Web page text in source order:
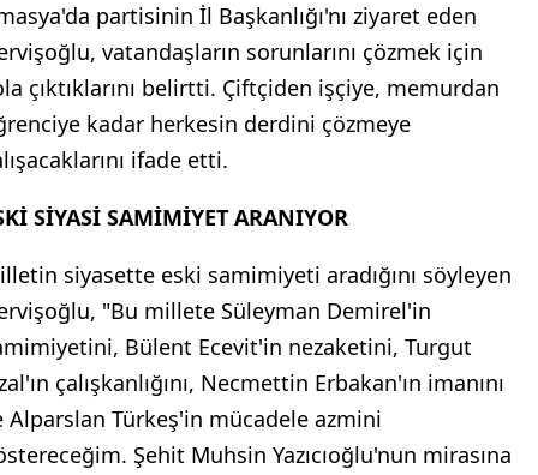
partisinin İl Başkanlığı'nı ziyaret eden
vatandaşların sorunlarını çözmek için
çıktıklarını belirtti. Çiftçiden işçiye, memurdan
kadar herkesin derdini çözmeye
ifade etti.
SİYASİ SAMİMİYET ARANIYOR
siyasette eski samimiyeti aradığını söyleyen
"Bu millete Süleyman Demirel'in
Bülent Ecevit'in nezaketini, Turgut
çalışkanlığını, Necmettin Erbakan'ın imanını
Alparslan Türkeş'in mücadele azmini
Şehit Muhsin Yazıcıoğlu'nun mirasına